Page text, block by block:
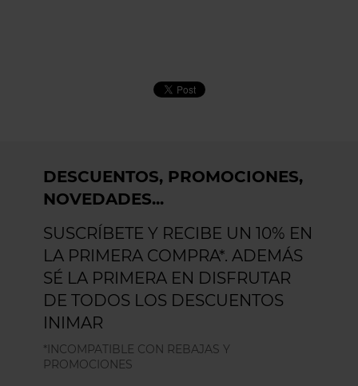
DESCUENTOS, PROMOCIONES,
NOVEDADES...
SUSCRÍBETE Y RECIBE UN 10% EN
LA PRIMERA COMPRA*. ADEMÁS
SÉ LA PRIMERA EN DISFRUTAR
DE TODOS LOS DESCUENTOS
INIMAR
*INCOMPATIBLE CON REBAJAS Y
PROMOCIONES